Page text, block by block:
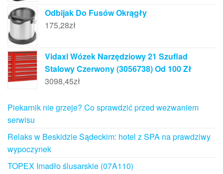
Odbijak Do Fusów Okrągły
175,28zł
Vidaxl Wózek Narzędziowy 21 Szuflad
Stalowy Czerwony (3056738) Od 100 Zł
3098,45zł
Piekarnik nie grzeje? Co sprawdzić przed wezwaniem
serwisu
Relaks w Beskidzie Sądeckim: hotel z SPA na prawdziwy
wypoczynek
TOPEX Imadło ślusarskie (07A110)